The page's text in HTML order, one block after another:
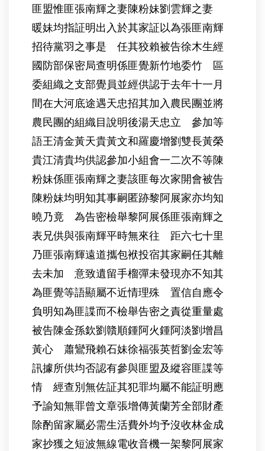
匪盟惟匪張南輝之妻陳粉妹劉雲輝之妻
暖妹均指証明出入於其家証以為張匪南輝
招待黨羽之事是 任其狡賴被告徐木生經
國防部保密局查明係匪覺新竹地委竹 區
委組織之支部覺員並經供認于去年十一月
間在大河底途遇天忠招其加入農民團並將
農民團的組織目說明後湯天忠立 參加等
語王清金黃天貴黃文和羅慶增劉雙長黃榮
貴江清貴均供認參加小組會一二次不等陳
粉妹係匪張南輝之妻該匪每次家開會被告
陳粉妹均明知其事嗣匿跡黎阿展家亦均知
曉乃竟 為告密檢舉黎阿展係匪張南輝之
表兄供與張南輝平時無來往 距六七十里
乃匪張南輝遠道攜包袱投宿其家嗣任其離
去未加 意致遺留手榴彈未發現亦不知其
為匪覺等語顯屬不近情理殊 置信自應令
負明知為匪諜而不檢舉告密之責從重量處
被告陳金孫欽劉贛順鍾阿火鍾阿淡劉增昌
黃心 蕭鸞飛賴石妹徐福張英哲劉金宏等
訊據所供均否認有參與匪盟及縱容匪諜等
情 經查別無佐証其犯罪均屬不能証明應
予諭知無罪曾文章張增傳黃蘭芳全部財產
除酌留家屬必需生活費外均予沒收林金成
家抄獲之短波無線電收音機一架黎阿展家